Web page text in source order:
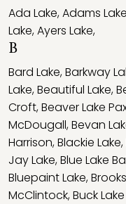
Ada Lake,Adams Lake
Lake,Ayers Lake,
B
Bard Lake,Barkway
Lake,Beautiful Lake,
Croft,Beaver Lake
McDougall,Bevan
Harrison,Blackie Lake,
Jay Lake,Blue Lake
Bluepaint Lake,
McClintock,Buck